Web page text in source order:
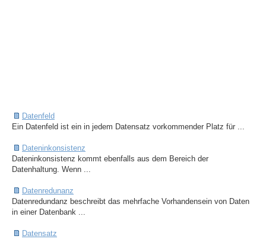
Datenfeld
Ein Datenfeld ist ein in jedem Datensatz vorkommender Platz für ...
Dateninkonsistenz
Dateninkonsistenz kommt ebenfalls aus dem Bereich der
Datenhaltung. Wenn ...
Datenredunanz
Datenredundanz beschreibt das mehrfache Vorhandensein von Daten
in einer Datenbank ...
Datensatz